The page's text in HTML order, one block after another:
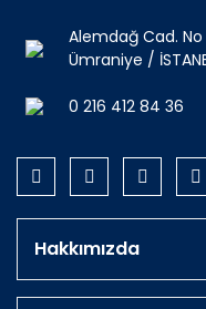
Alemdağ Cad.
Ümraniye /
0 216 412 84 36
Hakkımızda